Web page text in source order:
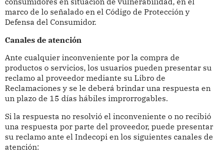
marco de lo señalado en el Código de Protección y
Defensa del Consumidor.
Canales de atención
Ante cualquier inconveniente por la compra de
productos o servicios, los usuarios pueden presentar su
reclamo al proveedor mediante su Libro de
Reclamaciones y se le deberá brindar una respuesta en
un plazo de 15 días hábiles improrrogables.
Si la respuesta no resolvió el inconveniente o no recibió
una respuesta por parte del proveedor, puede presentar
su reclamo ante el Indecopi en los siguientes canales de
atención: